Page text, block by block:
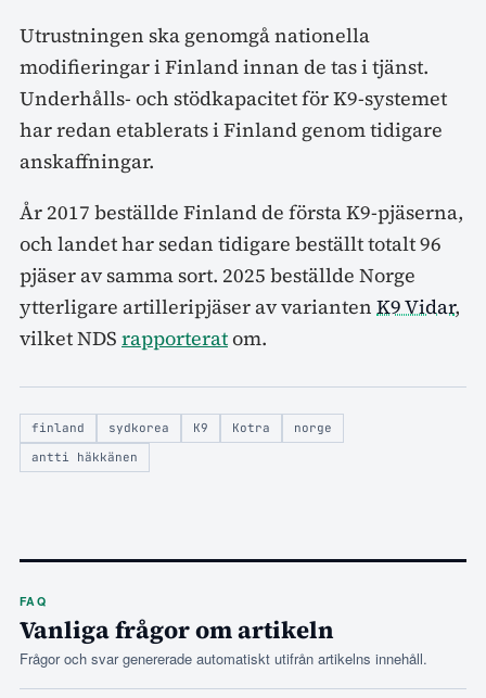
Utrustningen ska genomgå nationella
modifieringar i Finland innan de tas i tjänst.
Underhålls- och stödkapacitet för K9-systemet
har redan etablerats i Finland genom tidigare
anskaffningar.
År 2017 beställde Finland de första K9-pjäserna,
och landet har sedan tidigare beställt totalt 96
pjäser av samma sort. 2025 beställde Norge
ytterligare artilleripjäser av varianten K9 Vidar,
vilket NDS rapporteratom.
finland sydkorea K9 Kotra
norge
antti häkkänen
FAQ
Vanliga frågor om artikeln
Frågor och svar genererade automatiskt utifrån artikelns innehåll.